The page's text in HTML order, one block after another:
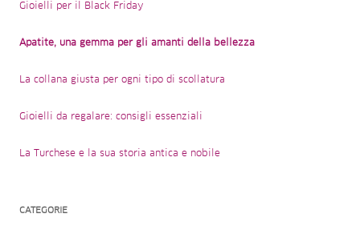
Gioielli per il Black Friday
Apatite, una gemma per gli amanti della bellezza
La collana giusta per ogni tipo di scollatura
Gioielli da regalare: consigli essenziali
La Turchese e la sua storia antica e nobile
CATEGORIE